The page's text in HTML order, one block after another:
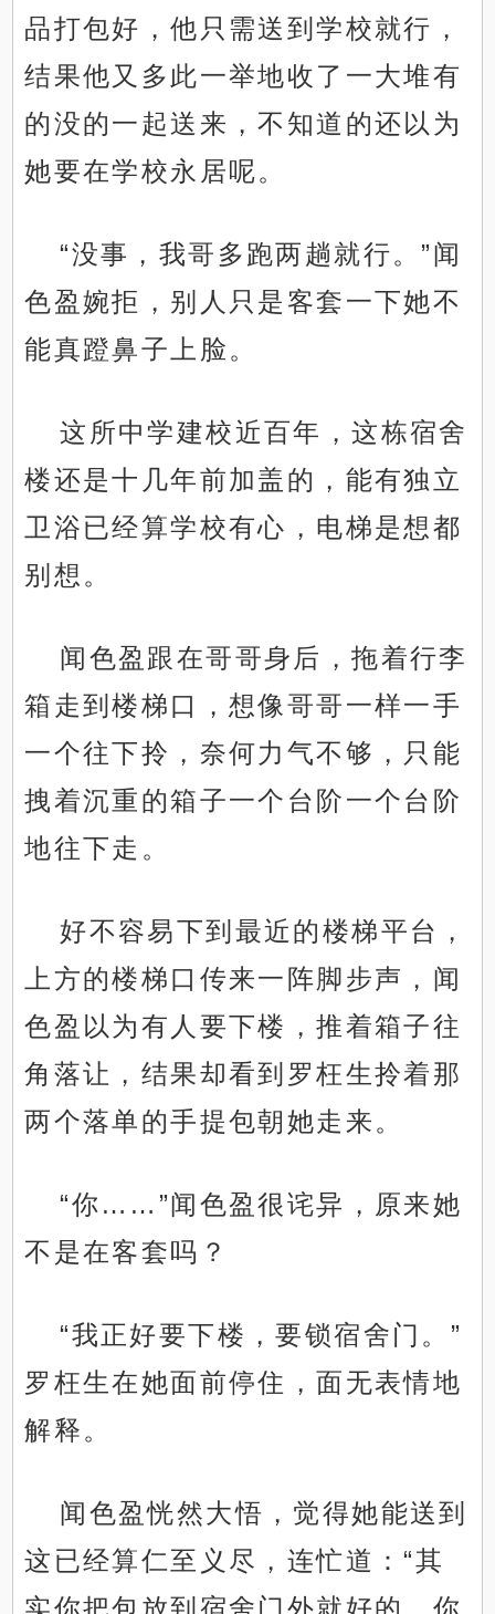
品打包好，他只需送到学校就行，
结果他又多此一举地收了一大堆有
的没的一起送来，不知道的还以为
她要在学校永居呢。
“没事，我哥多跑两趟就行。”闻
色盈婉拒，别人只是客套一下她不
能真蹬鼻子上脸。
这所中学建校近百年，这栋宿舍
楼还是十几年前加盖的，能有独立
卫浴已经算学校有心，电梯是想都
别想。
闻色盈跟在哥哥身后，拖着行李
箱走到楼梯口，想像哥哥一样一手
一个往下拎，奈何力气不够，只能
拽着沉重的箱子一个台阶一个台阶
地往下走。
好不容易下到最近的楼梯平台，
上方的楼梯口传来一阵脚步声，闻
色盈以为有人要下楼，推着箱子往
角落让，结果却看到罗枉生拎着那
两个落单的手提包朝她走来。
“你……”闻色盈很诧异，原来她
不是在客套吗？
“我正好要下楼，要锁宿舍门。”
罗枉生在她面前停住，面无表情地
解释。
闻色盈恍然大悟，觉得她能送到
这已经算仁至义尽，连忙道：“其
实你把包放到宿舍门外就好的，你